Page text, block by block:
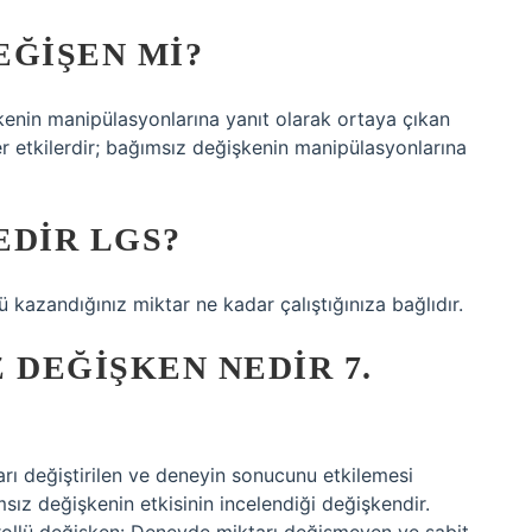
MI?
manipülasyonlarına yanıt olarak ortaya çıkan
bağımsız değişkenin manipülasyonlarına
LGS?
miktar ne kadar çalıştığınıza bağlıdır.
NEDIR 7.
değiştirilen ve deneyin sonucunu etkilemesi
değişkenin etkisinin incelendiği değişkendir.